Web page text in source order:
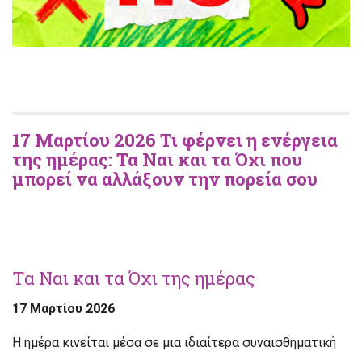
17 Μαρτίου 2026 Τι φέρνει η ενέργεια
της ημέρας: Τα Ναι και τα Όχι που
μπορεί να αλλάξουν την πορεία σου
Τα Ναι και τα Όχι της ημέρας
17 Μαρτίου 2026
Η ημέρα κινείται μέσα σε μια ιδιαίτερα συναισθηματική